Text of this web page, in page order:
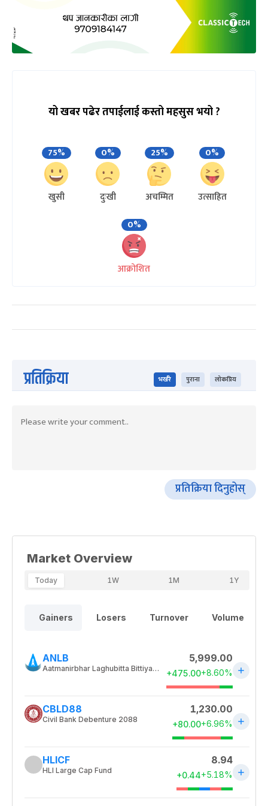
यो खबर पढेर तपाईलाई कस्तो महसुस भयो ?
75%
खुसी
0%
दुःखी
25%
अचम्मित
0%
उत्साहित
0%
आक्रोशित
प्रतिक्रिया भर्खरै पुराना लोकप्रिय
प्रतिक्रिया दिनुहोस्